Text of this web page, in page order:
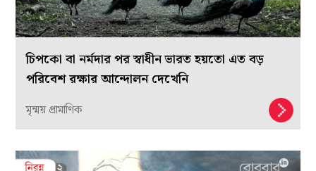
চিপকো বা নর্মদার পর স্বাধীন ভারত হয়তো এত বড়
পরিবেশ রক্ষার আন্দোলন দেখেনি
মৃন্ময় প্রামাণিক